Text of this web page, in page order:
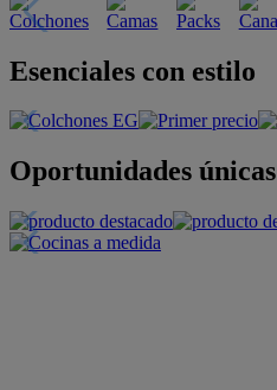
Esenciales con estilo
Oportunidades únicas